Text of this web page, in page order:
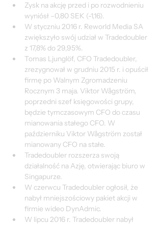
Zysk na akcję przed i po rozwodnieniu
wyniósł –0,80 SEK (-1,16).
W styczniu 2016 r. Reworld Media SA
zwiększyło swój udział w Tradedoubler
z 17,8% do 29,95%.
Tomas Ljunglöf, CFO Tradedoubler,
zrezygnował w grudniu 2015 r. i opuścił
firmę po Walnym Zgromadzeniu
Rocznym 3 maja. Viktor Wågström,
poprzedni szef księgowości grupy,
będzie tymczasowym CFO do czasu
mianowania stałego CFO. W
październiku Viktor Wågström został
mianowany CFO na stałe.
Tradedoubler rozszerza swoją
działalność na Azję, otwierając biuro w
Singapurze.
W czerwcu Tradedoubler ogłosił, że
nabył mniejszościowy pakiet akcji w
firmie wideo DynAdmic.
W lipcu 2016 r. Tradedoubler nabył